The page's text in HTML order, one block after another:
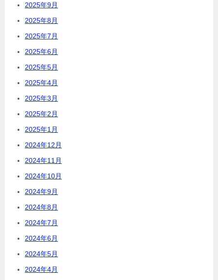
2025年9月
2025年8月
2025年7月
2025年6月
2025年5月
2025年4月
2025年3月
2025年2月
2025年1月
2024年12月
2024年11月
2024年10月
2024年9月
2024年8月
2024年7月
2024年6月
2024年5月
2024年4月